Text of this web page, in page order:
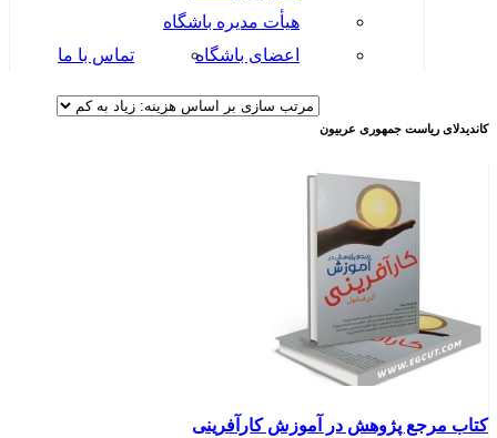
هیأت مدیره باشگاه
اعضای باشگاه
تماس با ما
کاندیدلای ریاست جمهوری عربیون
کتاب مرجع پژوهش در آموزش کارآفرینی